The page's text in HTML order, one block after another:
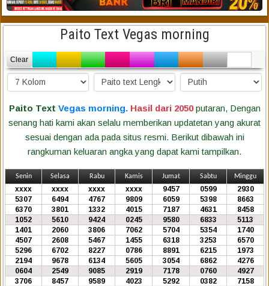
Paito Text Vegas morning
Clear
Paito Text Vegas morning. Hasil dari 2050putaran, Dengan
senang hati kami akan selalu memberikan updatetan yang akurat
sesuai dengan ada pada situs resmi. Berikut dibawah ini
rangkuman keluaran angka yang dapat kami tampilkan.
Senin Selasa Rabu Kamis Jumat Sabtu Minggu
xxxx xxxx xxxx xxxx 9457 0599
2930
5307
6494 4767 9809 6059 5398
8663
6370
3801 1332 4015 7187 4631
8458
1052
5610 9424 0245 9580 6833
5113
1401
2060 3806 7062 5704 5354
1740
4507
2608 5467 1455 6318 3253
6570
5296
6702 8227 0786 8891 6215
1973
2194
9678 6134 5605 3054 6862
4276
0604
2549 9085 2919 7178 0760
4927
3706
8457 9589 4023 5292 0382
7158